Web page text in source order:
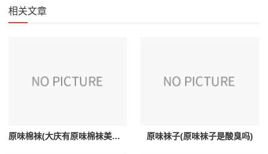
相关文章
原味棉袜(大庆有原味棉袜美女吗) 原味袜子(原味袜子是酸臭吗)